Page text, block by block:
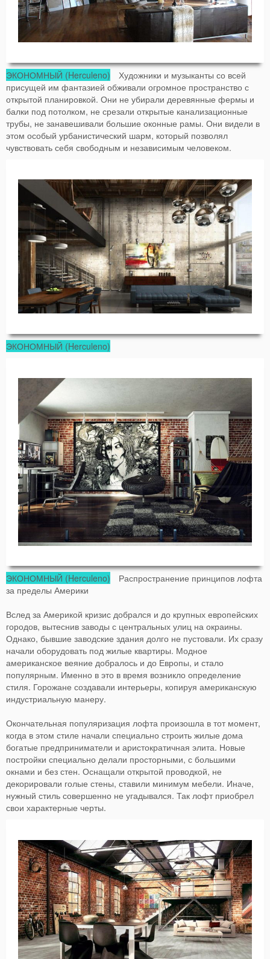
ЭКОНОМНЫЙ (Herculeno) Художники и музыканты со всей
присущей им фантазией обживали огромное пространство с
открытой планировкой. Они не убирали деревянные фермы и
балки под потолком, не срезали открытые канализационные
трубы, не занавешивали большие оконные рамы. Они видели в
этом особый урбанистический шарм, который позволял
чувствовать себя свободным и независимым человеком.
ЭКОНОМНЫЙ (Herculeno)
ЭКОНОМНЫЙ (Herculeno) Распространение принципов лофта
за пределы Америки
Вслед за Америкой кризис добрался и до крупных европейских
городов, вытеснив заводы с центральных улиц на окраины.
Однако, бывшие заводские здания долго не пустовали. Их сразу
начали оборудовать под жилые квартиры. Модное
американское веяние добралось и до Европы, и стало
популярным. Именно в это в время возникло определение
стиля. Горожане создавали интерьеры, копируя американскую
индустриальную манеру.
Окончательная популяризация лофта произошла в тот момент,
когда в этом стиле начали специально строить жилые дома
богатые предприниматели и аристократичная элита. Новые
постройки специально делали просторными, с большими
окнами и без стен. Оснащали открытой проводкой, не
декорировали голые стены, ставили минимум мебели. Иначе,
нужный стиль совершенно не угадывался. Так лофт приобрел
свои характерные черты.